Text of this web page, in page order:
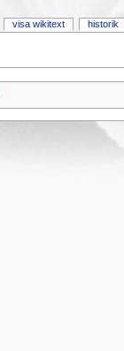
visa wikitext historik